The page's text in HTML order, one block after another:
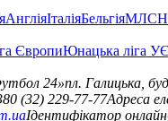
АнгліяІталіяБельгіяМЛС
ЄвропиЮнацька ліга
24»пл. Галицька,
(32) 229-77-77Адреса
Ідентифікатор